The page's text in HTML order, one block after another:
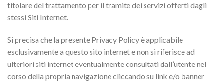
titolare del trattamento per il tramite dei servizi offerti dagli
stessi Siti Internet.
Si precisa che la presente Privacy Policy è applicabile
esclusivamente a questo sito internet e non si riferisce ad
ulteriori siti internet eventualmente consultati dall’utente nel
corso della propria navigazione cliccando su link e/o banner